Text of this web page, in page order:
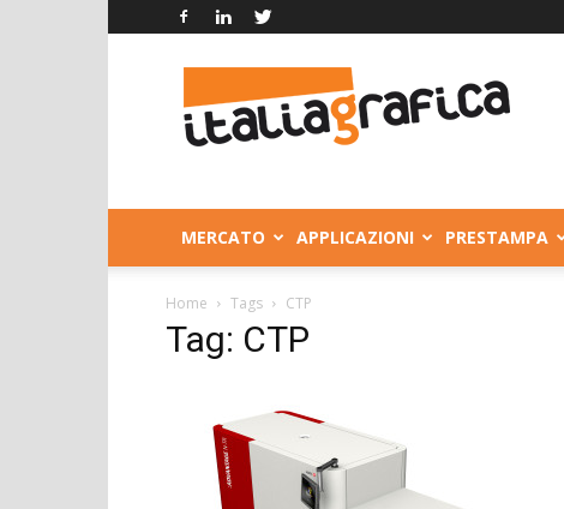
Grafica
MERCATO APPLICAZIONI PRESTAMPA
Home Tags CTP
Tag: CTP